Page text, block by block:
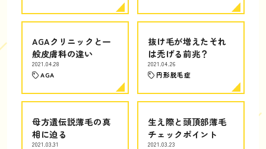
AGAクリニックと一
般皮膚科の違い
2021.04.28
AGA
抜け毛が増えたそれ
は禿げる前兆？
2021.04.26
円形脱毛症
母方遺伝説薄毛の真
相に迫る
2021.03.31
生え際と頭頂部薄毛
チェックポイント
2021.03.23